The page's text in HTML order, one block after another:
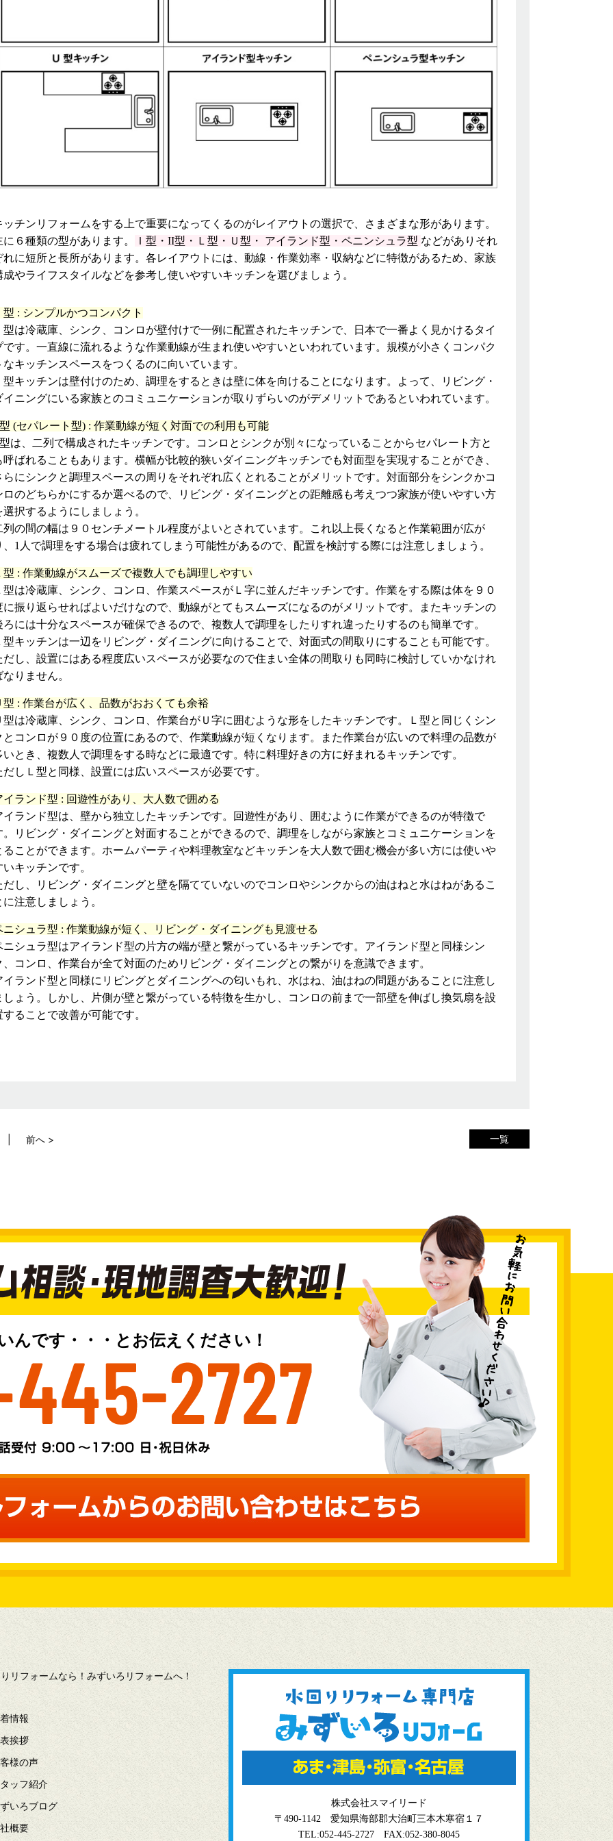
ッチンリフォームをする上で重要になってくるのがレイアウトの選択で、さまざまな形があります。
に６種類の型があります。
Ｉ型・II型・Ｌ型・Ｕ型・ アイランド型・ペニンシュラ型 などがありそれ
れに短所と長所があります。各レイアウトには、動線・作業効率・収納などに特徴があるため、家族
成やライフスタイルなどを参考し使いやすいキッチンを選びましょう。
型 : シンプルかつコンパクト
型は冷蔵庫、シンク、コンロが壁付けで一例に配置されたキッチンで、日本で一番よく見かけるタイ
です。一直線に流れるような作業動線が生まれ使いやすいといわれています。規模が小さくコンパク
なキッチンスペースをつくるのに向いています。
型キッチンは壁付けのため、調理をするときは壁に体を向けることになります。よって、リビング・
イニングにいる家族とのコミュニケーションが取りずらいのがデメリットであるといわれています。
(セパレート型) : 作業動線が短く対面での利用も可能
は、二列で構成されたキッチンです。コンロとシンクが別々になっていることからセパレート方と
呼ばれることもあります。横幅が比較的狭いダイニングキッチンでも対面型を実現することができ、
らにシンクと調理スペースの周りをそれぞれ広くとれることがメリットです。対面部分をシンクかコ
ロのどちらかにするか選べるので、リビング・ダイニングとの距離感も考えつつ家族が使いやすい方
選択するようにしましょう。
列の間の幅は９０センチメートル程度がよいとされています。これ以上長くなると作業範囲が広が
、1人で調理をする場合は疲れてしまう可能性があるので、配置を検討する際には注意しましょう。
型 : 作業動線がスムーズで複数人でも調理しやすい
型は冷蔵庫、シンク、コンロ、作業スペースがＬ字に並んだキッチンです。作業をする際は体を９０
に振り返らせればよいだけなので、動線がとてもスムーズになるのがメリットです。またキッチンの
ろには十分なスペースが確保できるので、複数人で調理をしたりすれ違ったりするのも簡単です。
型キッチンは一辺をリビング・ダイニングに向けることで、対面式の間取りにすることも可能です。
だし、設置にはある程度広いスペースが必要なので住まい全体の間取りも同時に検討していかなけれ
なりません。
型 : 作業台が広く、品数がおおくても余裕
型は冷蔵庫、シンク、コンロ、作業台がＵ字に囲むような形をしたキッチンです。Ｌ型と同じくシン
とコンロが９０度の位置にあるので、作業動線が短くなります。また作業台が広いので料理の品数が
いとき、複数人で調理をする時などに最適です。特に料理好きの方に好まれるキッチンです。
だしＬ型と同様、設置には広いスペースが必要です。
イランド型 : 回遊性があり、大人数で囲める
イランド型は、壁から独立したキッチンです。回遊性があり、囲むように作業ができるのが特徴で
。リビング・ダイニングと対面することができるので、調理をしながら家族とコミュニケーションを
ることができます。ホームパーティや料理教室などキッチンを大人数で囲む機会が多い方には使いや
いキッチンです。
だし、リビング・ダイニングと壁を隔てていないのでコンロやシンクからの油はねと水はねがあるこ
に注意しましょう。
ニシュラ型 : 作業動線が短く、リビング・ダイニングも見渡せる
ニシュラ型はアイランド型の片方の端が壁と繋がっているキッチンです。アイランド型と同様シン
、コンロ、作業台が全て対面のためリビング・ダイニングとの繋がりを意識できます。
イランド型と同様にリビングとダイニングへの匂いもれ、水はね、油はねの問題があることに注意し
しょう。しかし、片側が壁と繋がっている特徴を生かし、コンロの前まで一部壁を伸ばし換気扇を設
することで改善が可能です。
一覧
前へ >
んです・・・とお伝えください！
リフォームなら！みずいろリフォームへ！
情報
挨拶
様の声
ッフ紹介
いろブログ
概要
株式会社スマイリード
〒490-1142 愛知県海部郡大治町三本木寒宿１７
TEL:052-445-2727 FAX:052-380-8045